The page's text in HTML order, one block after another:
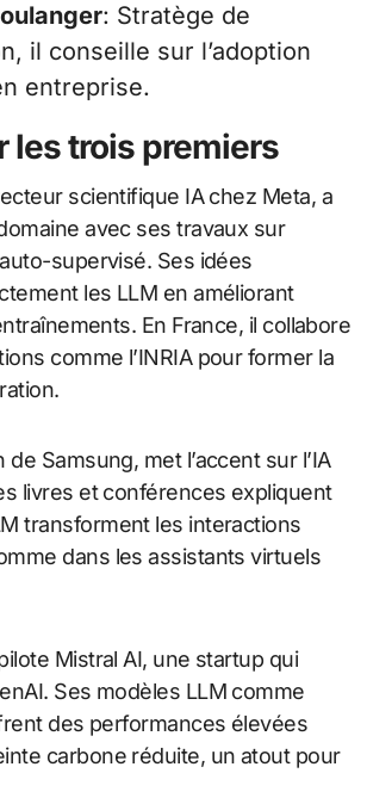
: Stratège de
il conseille sur l’adoption
entreprise.
les trois premiers
scientifique IA chez Meta, a
avec ses travaux sur
supervisé. Ses idées
les LLM en améliorant
En France, il collabore
comme l’INRIA pour former la
de Samsung, met l’accent sur l’IA
livres et conférences expliquent
transforment les interactions
dans les assistants virtuels
Mistral AI, une startup qui
Ses modèles LLM comme
des performances élevées
carbone réduite, un atout pour